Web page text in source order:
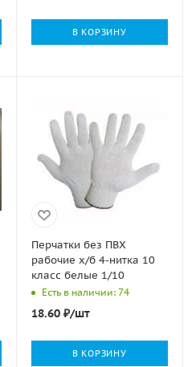
В КОРЗИНУ
Перчатки без ПВХ
рабочие х/б 4-нитка 10
класс белые 1/10
Есть в наличии: 74
18.60₽/шт
В КОРЗИНУ